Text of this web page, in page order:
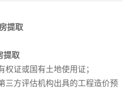
提取
提取
权证或国有土地使用证；
三方评估机构出具的工程造价预